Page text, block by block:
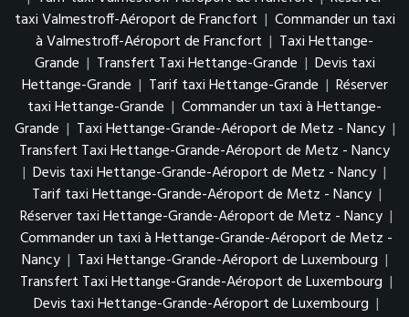
taxi Valmestroff-Aéroport de Francfort | Commander un taxi
à Valmestroff-Aéroport de Francfort | Taxi Hettange-
Grande | Transfert Taxi Hettange-Grande | Devis taxi
Hettange-Grande | Tarif taxi Hettange-Grande | Réserver
taxi Hettange-Grande | Commander un taxi à Hettange-
Grande | Taxi Hettange-Grande-Aéroport de Metz - Nancy |
Transfert Taxi Hettange-Grande-Aéroport de Metz - Nancy
| Devis taxi Hettange-Grande-Aéroport de Metz - Nancy |
Tarif taxi Hettange-Grande-Aéroport de Metz - Nancy |
Réserver taxi Hettange-Grande-Aéroport de Metz - Nancy |
Commander un taxi à Hettange-Grande-Aéroport de Metz -
Nancy | Taxi Hettange-Grande-Aéroport de Luxembourg |
Transfert Taxi Hettange-Grande-Aéroport de Luxembourg |
Devis taxi Hettange-Grande-Aéroport de Luxembourg |